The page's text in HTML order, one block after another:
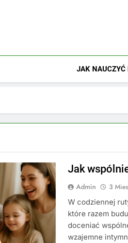
JAK NAUCZYĆ
Jak
Admin 3
W codziennej
które razem
doceniać
wzajemne